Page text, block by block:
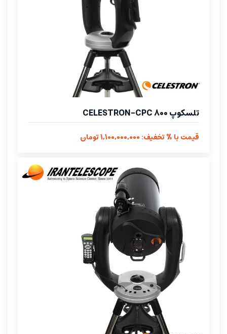
تلسکوپ CELESTRON-CPC 800
قیمت با % تخفیف: 1,100,000,000 تومان